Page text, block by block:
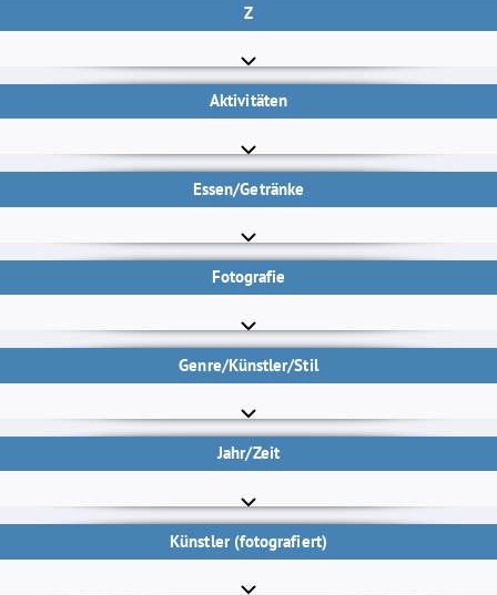
Z
Aktivitäten
Essen/Getränke
Fotografie
Genre/Künstler/Stil
Jahr/Zeit
Künstler (fotografiert)